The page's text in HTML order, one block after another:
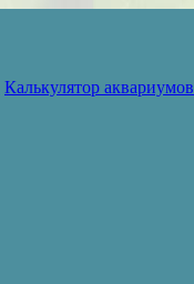
Калькулятор аквариумов